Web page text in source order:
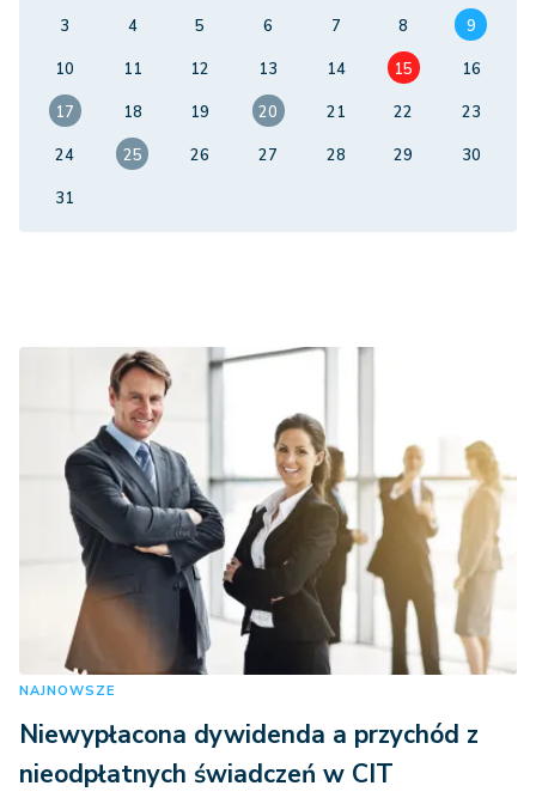
3
4 5 6 7 8
9
10
11 12 13 14 15
16
17
18 19 20 21 22
23
24
25 26 27 28 29
30
31
NAJNOWSZE
Niewypłacona dywidenda a przychód z
nieodpłatnych świadczeń w CIT